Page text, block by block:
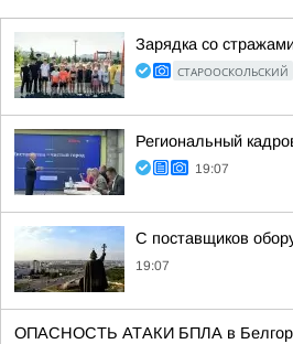
Зарядка со
СТАРООСКОЛЬСКИЙ
Региональный
19:07
С поставщиков
19:07
ОПАСНОСТЬ АТАКИ БПЛА в